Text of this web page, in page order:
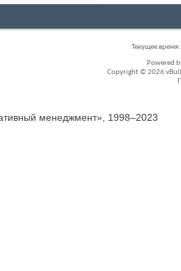
Текущее время:
Powered
Copyright © 2026
менеджмент», 1998–2023